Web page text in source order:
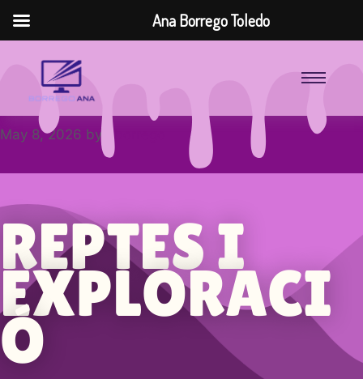
May 8, 2026 by aborrego
REPTES I
EXPLORACI
Ó
Ana Borrego Toledo